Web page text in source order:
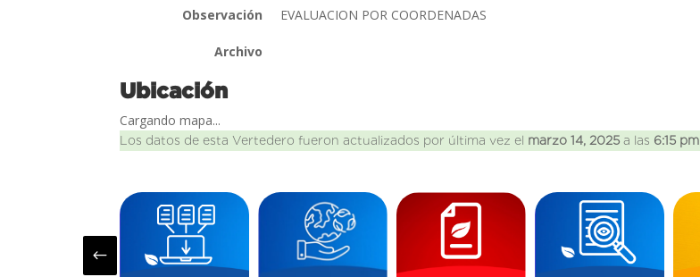
Observación EVALUACION POR COORDENADAS
Archivo
Ubicación
Cargando mapa...
Los datos de esta Vertedero fueron actualizados por última vez el marzo 14, 2025 a las 6:15 pm
#